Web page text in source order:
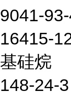
9041-
16415-
基硅烷
148-24-